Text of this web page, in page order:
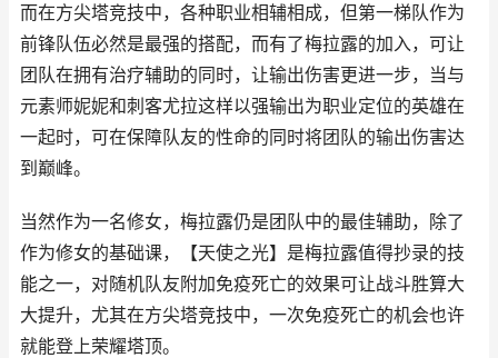
而在方尖塔竞技中，各种职业相辅相成，但第一梯队作为
前锋队伍必然是最强的搭配，而有了梅拉露的加入，可让
团队在拥有治疗辅助的同时，让输出伤害更进一步，当与
元素师妮妮和刺客尤拉这样以强输出为职业定位的英雄在
一起时，可在保障队友的性命的同时将团队的输出伤害达
到巅峰。
当然作为一名修女，梅拉露仍是团队中的最佳辅助，除了
作为修女的基础课，【天使之光】是梅拉露值得抄录的技
能之一，对随机队友附加免疫死亡的效果可让战斗胜算大
大提升，尤其在方尖塔竞技中，一次免疫死亡的机会也许
就能登上荣耀塔顶。